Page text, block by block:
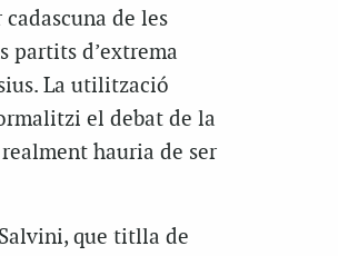
de les
partits d’extrema
La utilització
el debat de la
hauria de ser
que titlla de